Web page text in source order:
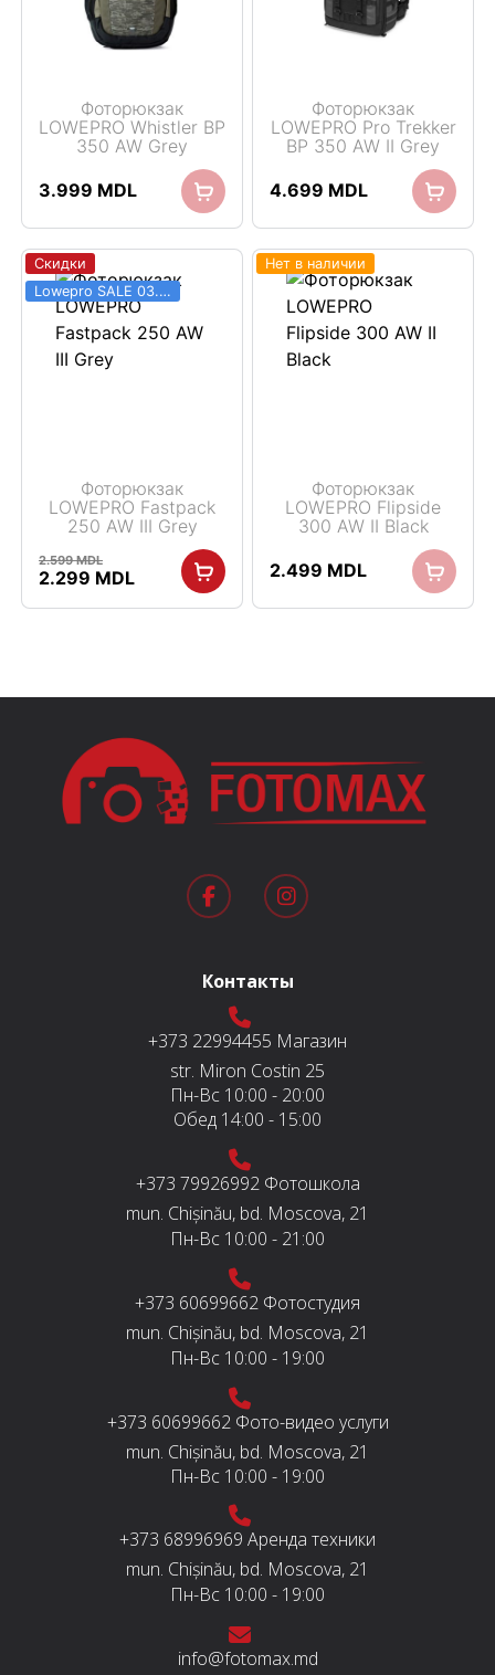
Фоторюкзак
LOWEPRO Whistler BP
350 AW Grey
3.999 MDL
Фоторюкзак
LOWEPRO Pro Trekker
BP 350 AW II Grey
4.699 MDL
Скидки
Lowepro SALE 03.06 - 31.08
Фоторюкзак
LOWEPRO Fastpack
250 AW III Grey
2.599MDL
Первоначальная
2.299 MDL Текущая
Нет в наличии
Фоторюкзак
LOWEPRO Flipside
300 AW II Black
2.499 MDL
Контакты
+373 22994455 Магазин
str. Miron Costin 25
Пн-Вс 10:00 - 20:00
Обед 14:00 - 15:00
+373 79926992 Фотошкола
mun. Chișinău, bd. Moscova, 21
Пн-Вс 10:00 - 21:00
+373 60699662 Фотостудия
mun. Chișinău, bd. Moscova, 21
Пн-Вс 10:00 - 19:00
+373 60699662 Фото-видео услуги
mun. Chișinău, bd. Moscova, 21
Пн-Вс 10:00 - 19:00
+373 68996969 Аренда техники
mun. Chișinău, bd. Moscova, 21
Пн-Вс 10:00 - 19:00
info@fotomax.md